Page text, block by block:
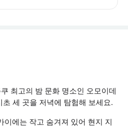
최고의 밤 문화 명소인 오모이데
세 곳을 저녁에 탐험해 보세요.
이에는 작고 숨겨져 있어 현지 지